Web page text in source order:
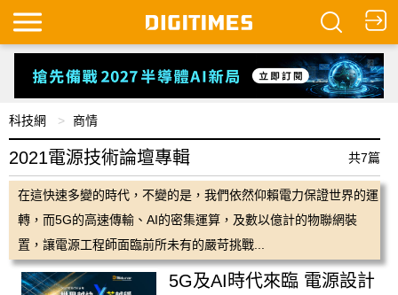
科技網 商情
2021電源技術論壇專輯 共7篇
在這快速多變的時代，不變的是，我們依然仰賴電力保證世界的運
轉，而5G的高速傳輸、AI的密集運算，及數以億計的物聯網裝
置，讓電源工程師面臨前所未有的嚴苛挑戰...
5G及AI時代來臨 電源設計